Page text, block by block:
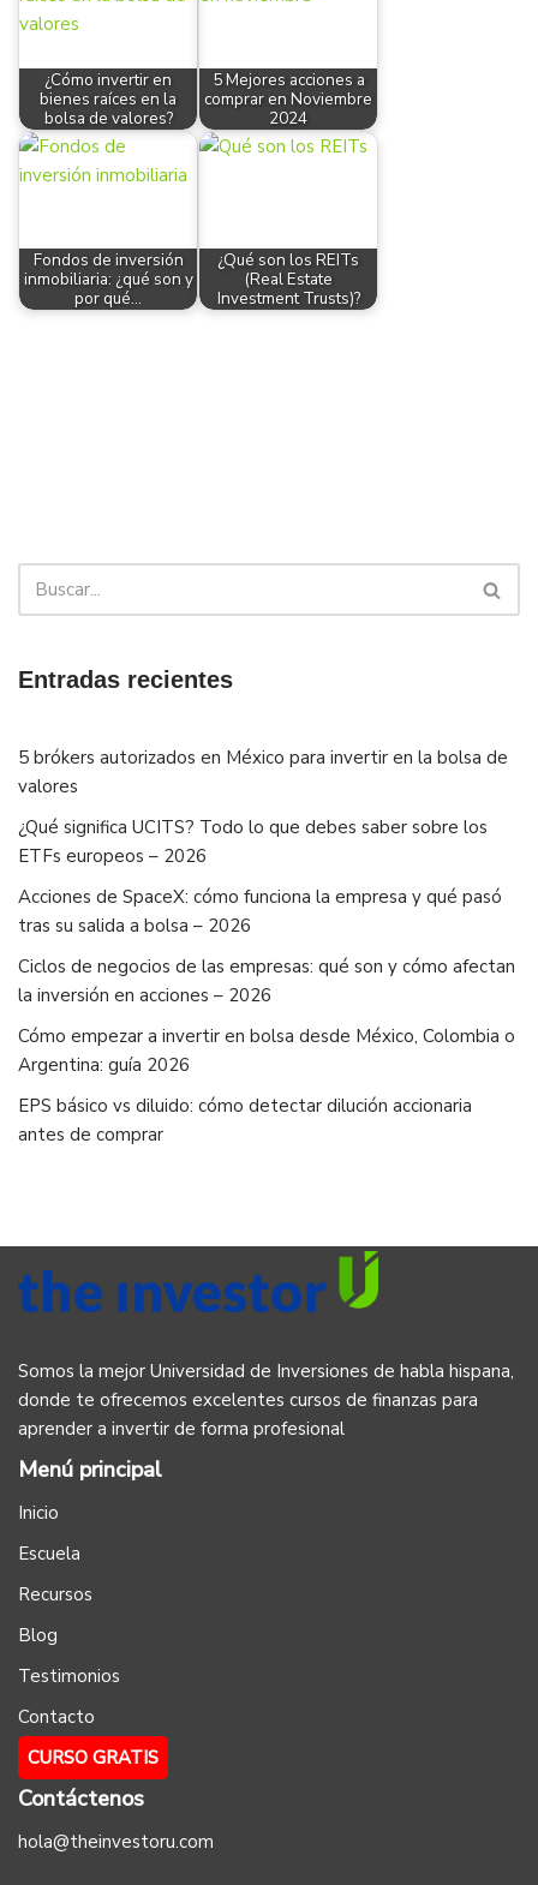
¿Cómo invertir en
bienes raíces en la
bolsa de valores?
5 Mejores acciones a
comprar en Noviembre
2024
Fondos de inversión
inmobiliaria: ¿qué son y
por qué…
¿Qué son los REITs
(Real Estate
Investment Trusts)?
Entradas recientes
5 brókers autorizados en México para invertir en la bolsa de
valores
¿Qué significa UCITS? Todo lo que debes saber sobre los
ETFs europeos – 2026
Acciones de SpaceX: cómo funciona la empresa y qué pasó
tras su salida a bolsa – 2026
Ciclos de negocios de las empresas: qué son y cómo afectan
la inversión en acciones – 2026
Cómo empezar a invertir en bolsa desde México, Colombia o
Argentina: guía 2026
EPS básico vs diluido: cómo detectar dilución accionaria
antes de comprar
Somos la mejor Universidad de Inversiones de habla hispana,
donde te ofrecemos excelentes cursos de finanzas para
aprender a invertir de forma profesional
Menú principal
Inicio
Escuela
Recursos
Blog
Testimonios
Contacto
CURSO GRATIS
Contáctenos
hola@theinvestoru.com